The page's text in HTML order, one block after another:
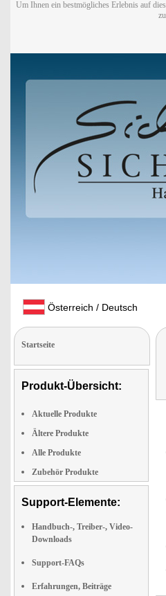
Um Ihnen ein bestmögliches Erlebnis auf
Österreich / Deutsch
Startseite
Produkt-Übersicht:
Aktuelle Produkte
Ältere Produkte
Alle Produkte
Zubehör Produkte
Support-Elemente:
Handbuch-, Treiber-, Video-
Downloads
Support-FAQs
Erfahrungen, Beiträge